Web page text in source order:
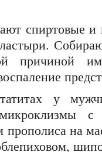
спиртовые
причиной
у
на